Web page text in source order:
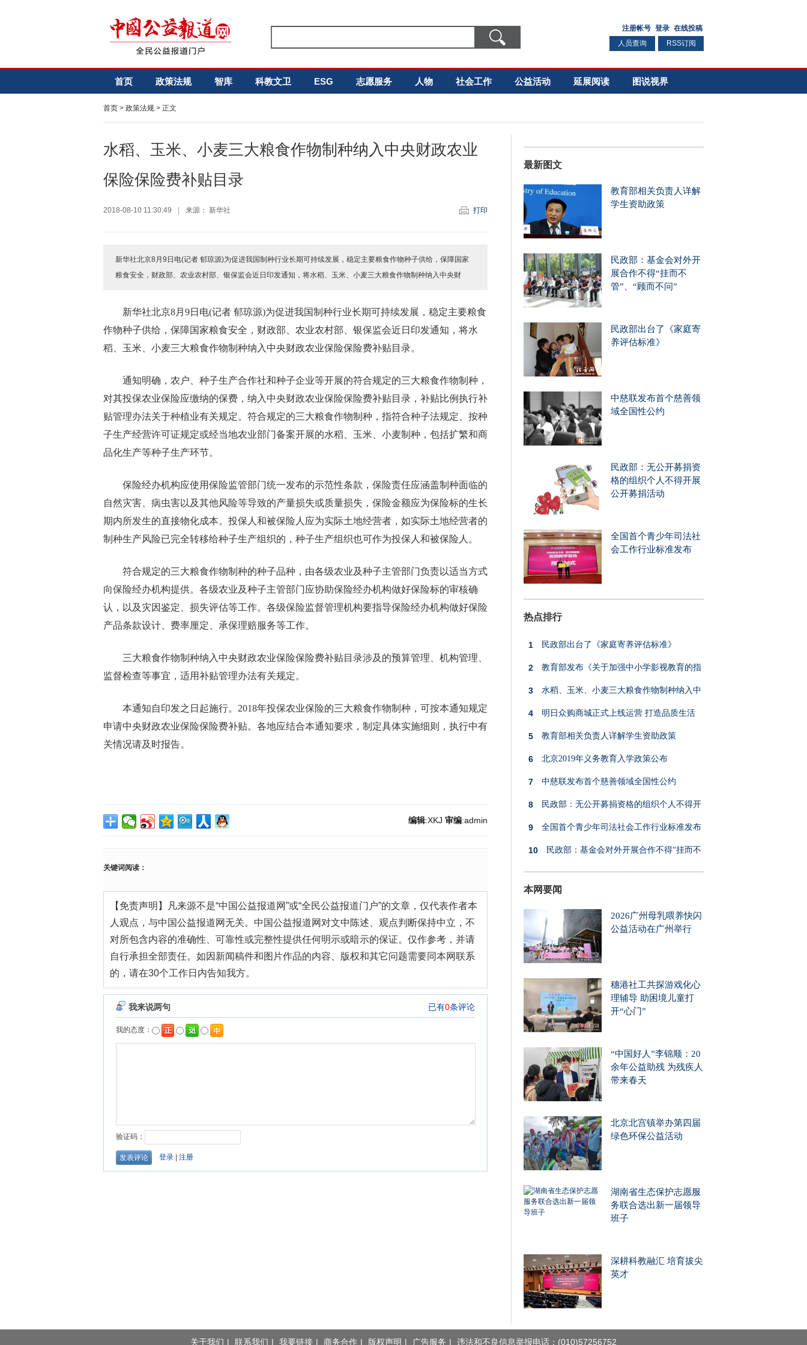
人员查询 RSS订阅
首页 政策法规 智库 科教文卫 ESG 志愿服务 人物 社会工作 公益活动 延展阅读 图说视界
首页 > 政策法规 > 正文
水稻、玉米、小麦三大粮食作物制种纳入中央财政农业
保险保险费补贴目录
2018-08-10 11:30:49 来源： 新华社 打印
新华社北京8月9日电(记者 郁琼源)为促进我国制种行业长期可持续发展，稳定主要粮食作物种子供给，保障国家
粮食安全，财政部、农业农村部、银保监会近日印发通知，将水稻、玉米、小麦三大粮食作物制种纳入中央财
新华社北京8月9日电(记者 郁琼源)为促进我国制种行业长期可持续发展，稳定主要粮食
作物种子供给，保障国家粮食安全，财政部、农业农村部、银保监会近日印发通知，将水
稻、玉米、小麦三大粮食作物制种纳入中央财政农业保险保险费补贴目录。
通知明确，农户、种子生产合作社和种子企业等开展的符合规定的三大粮食作物制种，
对其投保农业保险应缴纳的保费，纳入中央财政农业保险保险费补贴目录，补贴比例执行补
贴管理办法关于种植业有关规定。符合规定的三大粮食作物制种，指符合种子法规定、按种
子生产经营许可证规定或经当地农业部门备案开展的水稻、玉米、小麦制种，包括扩繁和商
品化生产等种子生产环节。
保险经办机构应使用保险监管部门统一发布的示范性条款，保险责任应涵盖制种面临的
自然灾害、病虫害以及其他风险等导致的产量损失或质量损失，保险金额应为保险标的生长
期内所发生的直接物化成本。投保人和被保险人应为实际土地经营者，如实际土地经营者的
制种生产风险已完全转移给种子生产组织的，种子生产组织也可作为投保人和被保险人。
符合规定的三大粮食作物制种的种子品种，由各级农业及种子主管部门负责以适当方式
向保险经办机构提供。各级农业及种子主管部门应协助保险经办机构做好保险标的审核确
认，以及灾因鉴定、损失评估等工作。各级保险监督管理机构要指导保险经办机构做好保险
产品条款设计、费率厘定、承保理赔服务等工作。
三大粮食作物制种纳入中央财政农业保险保险费补贴目录涉及的预算管理、机构管理、
监督检查等事宜，适用补贴管理办法有关规定。
本通知自印发之日起施行。2018年投保农业保险的三大粮食作物制种，可按本通知规定
申请中央财政农业保险保险费补贴。各地应结合本通知要求，制定具体实施细则，执行中有
关情况请及时报告。
编辑:XKJ 审编:admin
关键词阅读：
【免责声明】凡来源不是“中国公益报道网”或“全民公益报道门户”的文章，仅代表作者本
人观点，与中国公益报道网无关。中国公益报道网对文中陈述、观点判断保持中立，不
对所包含内容的准确性、可靠性或完整性提供任何明示或暗示的保证。仅作参考，并请
自行承担全部责任。如因新闻稿件和图片作品的内容、版权和其它问题需要同本网联系
的，请在30个工作日内告知我方。
最新图文
教育部相关负责人详解
学生资助政策
民政部：基金会对外开
展合作不得“挂而不
管”、“顾而不问”
民政部出台了《家庭寄
养评估标准》
中慈联发布首个慈善领
域全国性公约
民政部：无公开募捐资
格的组织个人不得开展
公开募捐活动
全国首个青少年司法社
会工作行业标准发布
热点排行
1 民政部出台了《家庭寄养评估标准》
2 教育部发布《关于加强中小学影视教育的指
导
3 水稻、玉米、小麦三大粮食作物制种纳入中
央
4 明日众购商城正式上线运营 打造品质生活
5 教育部相关负责人详解学生资助政策
6 北京2019年义务教育入学政策公布
7 中慈联发布首个慈善领域全国性公约
8 民政部：无公开募捐资格的组织个人不得开
展
9 全国首个青少年司法社会工作行业标准发布
10 民政部：基金会对外开展合作不得“挂而不
管
本网要闻
2026广州母乳喂养快闪
公益活动在广州举行
穗港社工共探游戏化心
理辅导 助困境儿童打
开“心门”
“中国好人”李锦顺：20
余年公益助残 为残疾人
带来春天
北京北宫镇举办第四届
绿色环保公益活动
湖南省生态保护志愿服
务联合选出新一届领导
班子
深耕科教融汇 培育拔尖
英才
关于我们 | 联系我们 | 我要链接 | 商务合作 | 版权声明 | 广告服务 | 违法和不良信息举报电话：(010)57256752